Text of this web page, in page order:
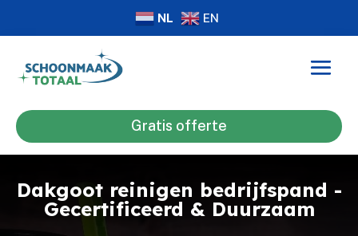
NL EN
Gratis offerte
Dakgoot reinigen bedrijfspand -
Gecertificeerd & Duurzaam